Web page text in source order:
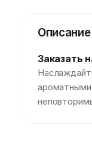
Описание
Заказать
ароматными